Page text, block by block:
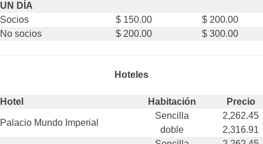
UN DÍA
Socios
$ 150.00
$ 200.00
No socios
$ 200.00 $ 300.00
Hoteles
Hotel Habitación Precio
Palacio Mundo Imperial
Sencilla
doble
2,262.45
2,316.91